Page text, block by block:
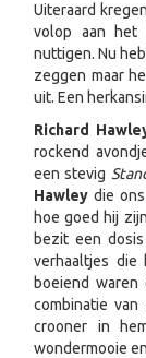
Uiteraard
volop aan het
nuttigen. Nu
zeggen maar
uit. Een
Richard
rockend
een stevig
Hawley die
hoe goed hij
bezit een
verhaaltjes die
boeiend
combinatie
crooner in
wondermooie